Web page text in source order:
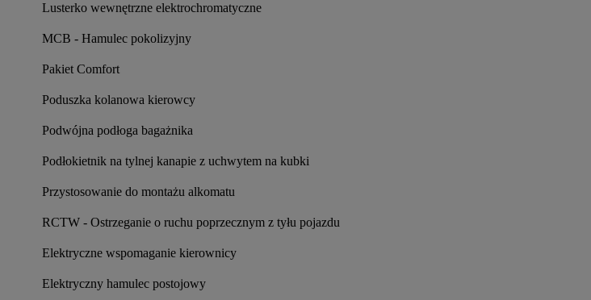
Lusterko wewnętrzne elektrochromatyczne
MCB - Hamulec pokolizyjny
Pakiet Comfort
Poduszka kolanowa kierowcy
Podwójna podłoga bagażnika
Podłokietnik na tylnej kanapie z uchwytem na kubki
Przystosowanie do montażu alkomatu
RCTW - Ostrzeganie o ruchu poprzecznym z tyłu pojazdu
Elektryczne wspomaganie kierownicy
Elektryczny hamulec postojowy